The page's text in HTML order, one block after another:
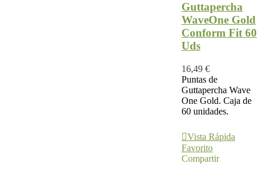
Guttapercha
WaveOne Gold
Conform Fit 60
Uds
16,49 €
Puntas de
Guttapercha Wave
One Gold. Caja de
60 unidades.
Vista Rápida
Favorito
Compartir